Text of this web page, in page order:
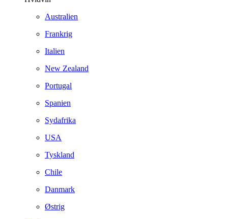
Australien
Frankrig
Italien
New Zealand
Portugal
Spanien
Sydafrika
USA
Tyskland
Chile
Danmark
Østrig